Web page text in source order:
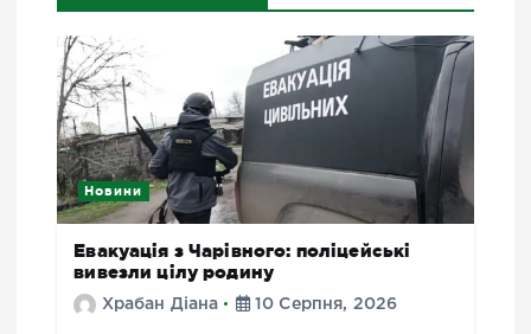
Новини
Евакуація з Чарівного: поліцейські
вивезли цілу родину
Храбан Діана 10 Серпня, 2026